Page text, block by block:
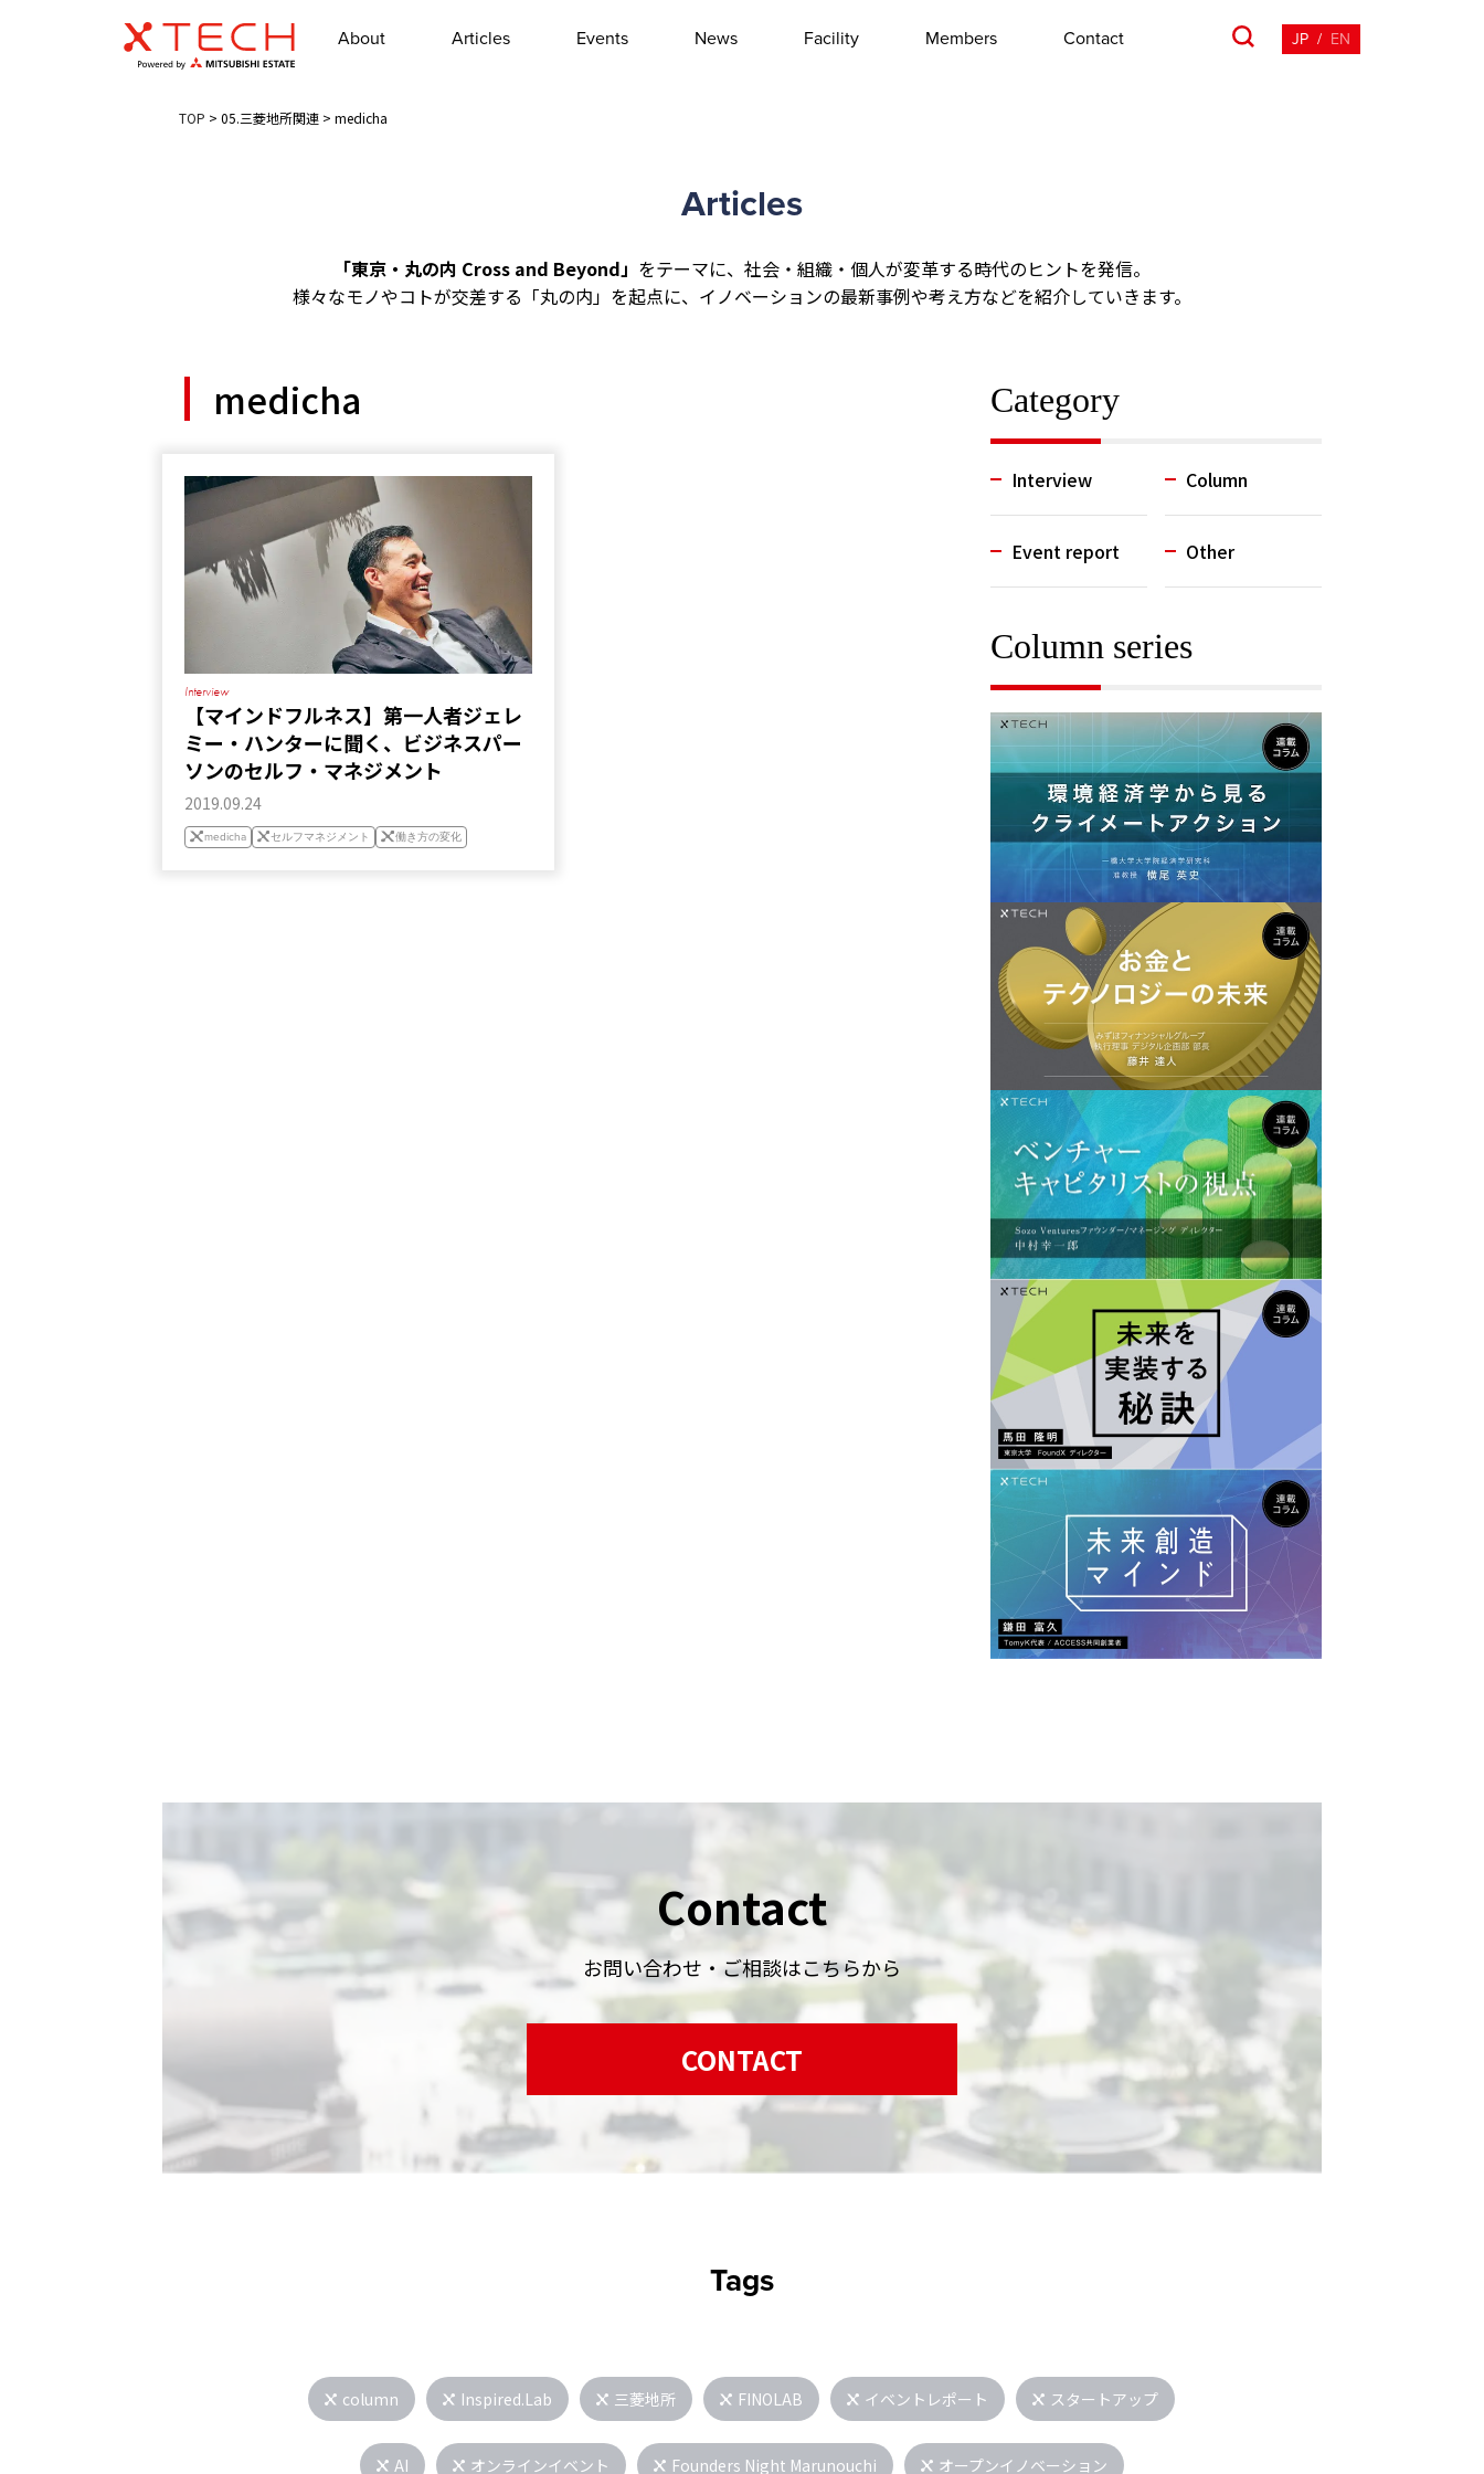
About Articles Events News Facility Members Contact JP / EN
TOP > 05.三菱地所関連 > medicha
Articles
「東京・丸の内 Cross and Beyond」 をテーマに、社会・組織・個人が変革する時代のヒントを発信。
様々なモノやコトが交差する「丸の内」を起点に、イノベーションの最新事例や考え方などを紹介していきます。
medicha
Interview
【マインドフルネス】第一人者ジェレ
ミー・ハンターに聞く、ビジネスパー
ソンのセルフ・マネジメント
2019.09.24
medicha セルフマネジメント 働き方の変化
Category
Interview Column
Event report Other
Column series
Contact
お問い合わせ・ご相談はこちらから
CONTACT
Tags
column Inspired.Lab 三菱地所 FINOLAB イベントレポート スタートアップ
AI オンラインイベント Founders Night Marunouchi オープンイノベーション